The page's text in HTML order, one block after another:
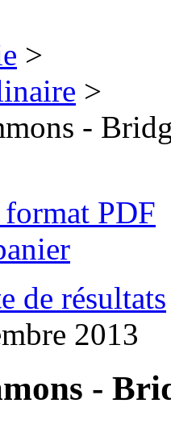
>
>
-
PDF
de résultats
2013
-